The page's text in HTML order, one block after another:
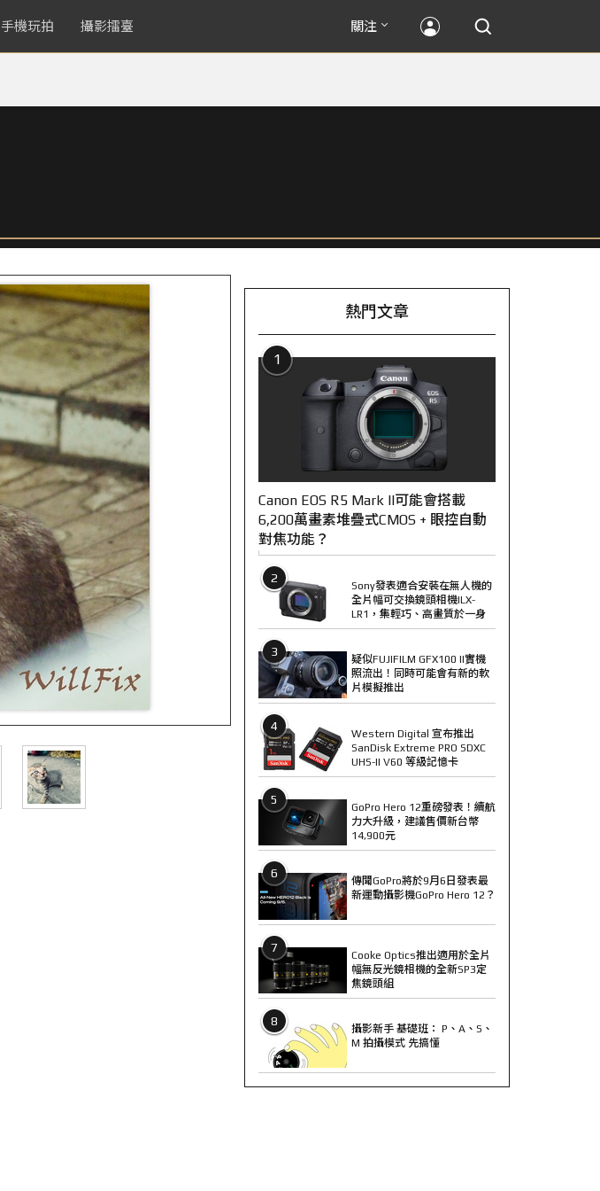
手機玩拍 攝影擂臺 關注
熱門文章
1
Canon EOS R5 Mark II可能會搭載
6,200萬畫素堆疊式CMOS + 眼控自動
對焦功能？
2
Sony發表適合安裝在無人機的
全片幅可交換鏡頭相機ILX-
LR1，集輕巧、高畫質於一身
3
疑似FUJIFILM GFX100 II實機
照流出！同時可能會有新的軟
片模擬推出
4
Western Digital 宣布推出
SanDisk Extreme PRO SDXC
UHS-II V60 等級記憶卡
5
GoPro Hero 12重磅發表！續航
力大升級，建議售價新台幣
14,900元
6
傳聞GoPro將於9月6日發表最
新運動攝影機GoPro Hero 12？
7
Cooke Optics推出適用於全片
幅無反光鏡相機的全新SP3定
焦鏡頭組
8
攝影新手 基礎班： P、A、S、
M 拍攝模式 先搞懂